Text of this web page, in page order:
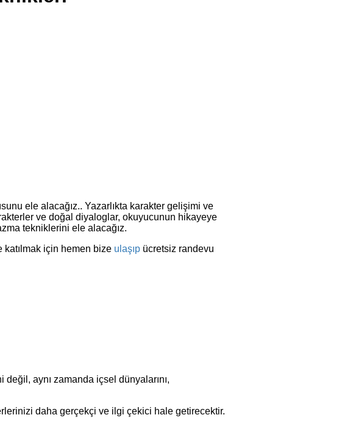
ele alacağız.. Yazarlıkta karakter gelişimi ve
ve doğal diyaloglar, okuyucunun hikayeye
tekniklerini ele alacağız.
katılmak için hemen bize ulaşıp ücretsiz randevu
aynı zamanda içsel dünyalarını,
daha gerçekçi ve ilgi çekici hale getirecektir.